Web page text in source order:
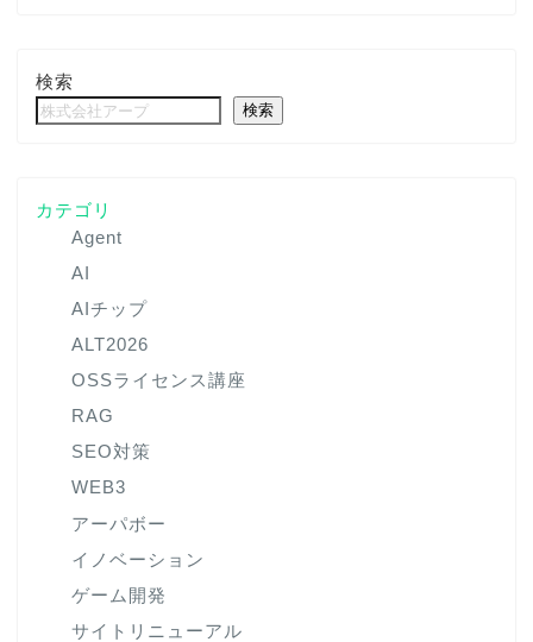
検索
検索
カテゴリ
Agent
AI
AIチップ
ALT2026
OSSライセンス講座
RAG
SEO対策
WEB3
アーパボー
イノベーション
ゲーム開発
サイトリニューアル